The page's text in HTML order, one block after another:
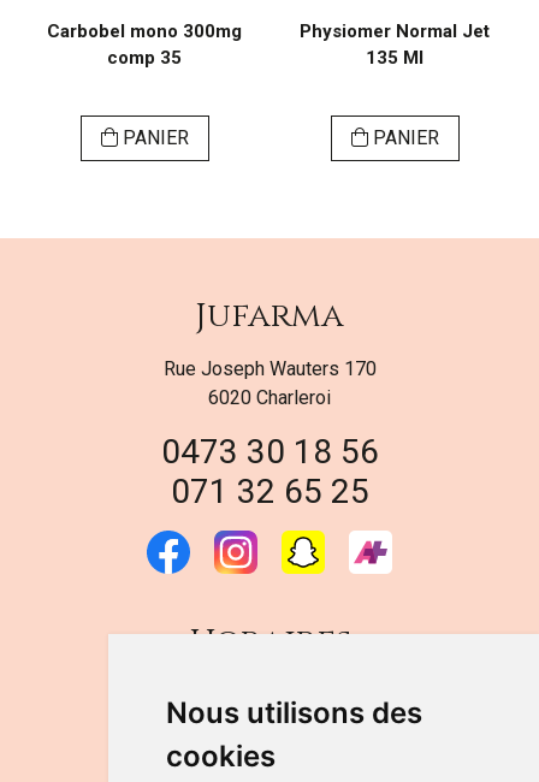
Nous utilisons des
cookies
Carbobel mono 300mg
comp 35
PANIER
Physiomer Normal Jet
135 Ml
PANIER
Jufarma
Rue Joseph Wauters 170
6020 Charleroi
0473 30 18 56
071 32 65 25
Horaires
DU LUNDI AU VENDREDI
de 9h à 12h30 et de 14h à 18h
LE SAMEDI